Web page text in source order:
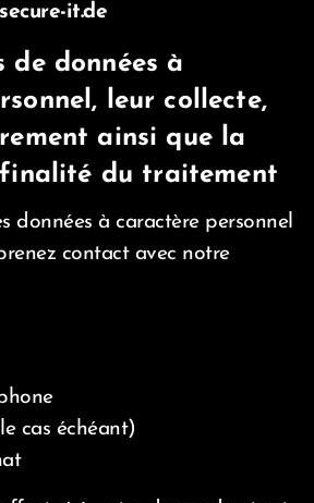
it.de
de données à
leur collecte,
ainsi que la
du traitement
données à caractère personnel
contact avec notre
cas échéant)